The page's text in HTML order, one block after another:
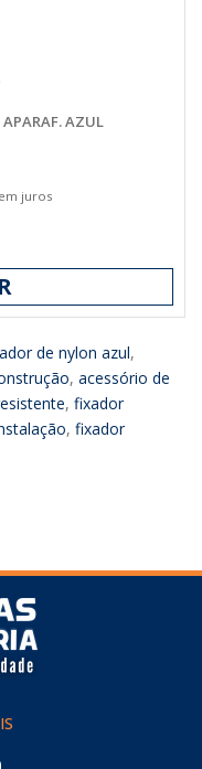
AZUL
juros
de nylon azul,
, acessório de
, fixador
, fixador